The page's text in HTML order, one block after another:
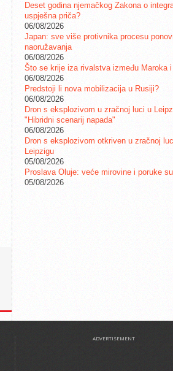
Deset godina njemačkog Zakona o
uspješna priča?
06/08/2026
Japan: sve više protivnika procesu
naoružavanja
06/08/2026
Što se krije iza rivalstva između Maroka
06/08/2026
Predstoji li nova mobilizacija u Rusiji?
06/08/2026
Dron s eksplozivom u zračnoj luci u
"Hibridni scenarij napada"
06/08/2026
Dron s eksplozivom otkriven u zračnoj
Leipzigu
05/08/2026
Proslava Oluje: veće mirovine i poruke
05/08/2026
ADVERTISEMENT